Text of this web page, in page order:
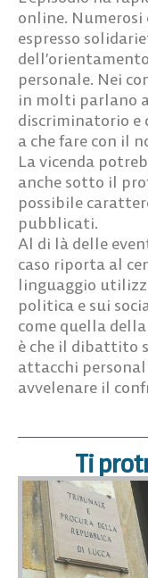
online.
espresso
personale. Nei
in molti parlano
discriminatorio e
a che fare con il
La vicenda
anche sotto il
possibile
pubblicati.
Al di là delle
caso riporta al
linguaggio
politica e sui
come quella
è che il dibattito
attacchi
avvelenare il
Ti